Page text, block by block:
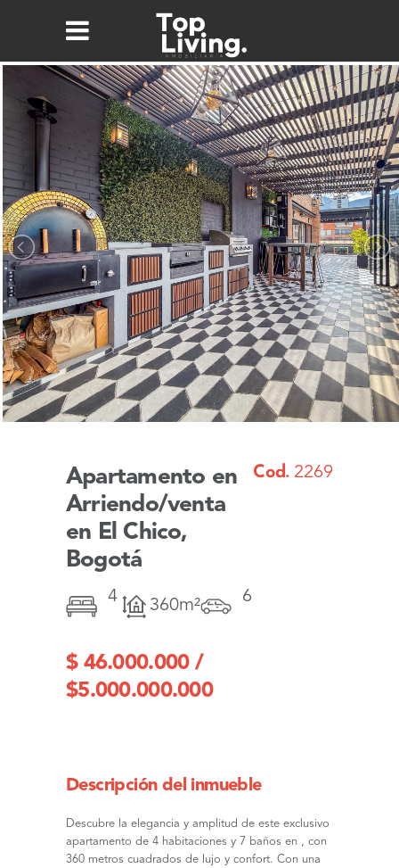
Apartamento en
Arriendo/venta
en El Chico,
Bogotá
Cod. 2269
4 360m² 6
$ 46.000.000 /
$5.000.000.000
Descripción del inmueble
Descubre la elegancia y amplitud de este exclusivo
apartamento de 4 habitaciones y 7 baños en , con
360 metros cuadrados de lujo y confort. Con una
Nombre*
Email*
Teléfono
Mensaje